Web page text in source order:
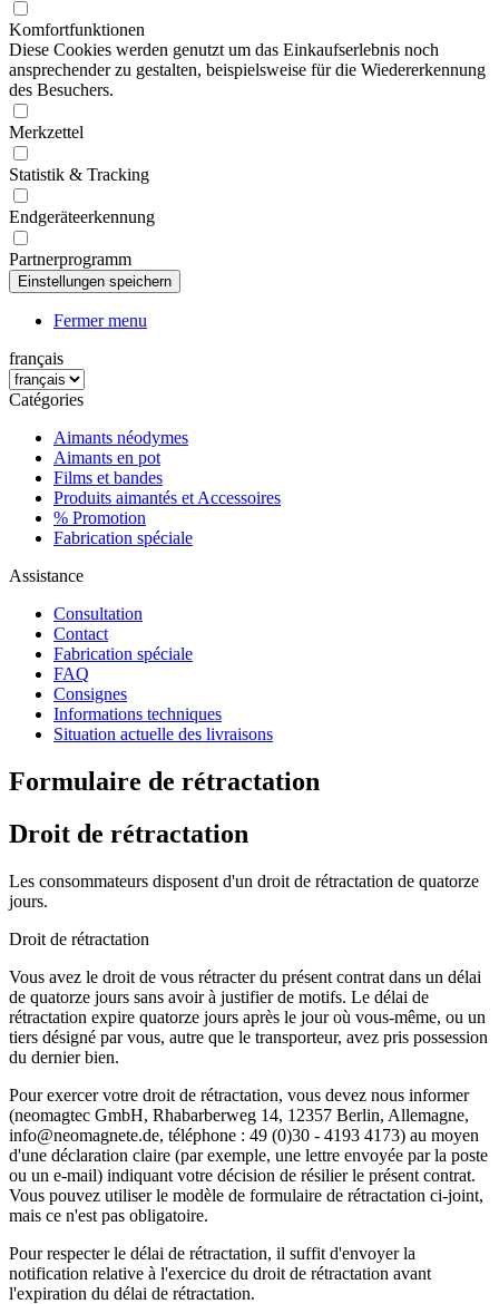
Komfortfunktionen
Diese Cookies werden genutzt um das Einkaufserlebnis noch
ansprechender zu gestalten, beispielsweise für die Wiedererkennung
des Besuchers.
Merkzettel
Statistik & Tracking
Endgeräteerkennung
Partnerprogramm
Fermer menu
français
Catégories
Aimants néodymes
Aimants en pot
Films et bandes
Produits aimantés et Accessoires
% Promotion
Fabrication spéciale
Assistance
Consultation
Contact
Fabrication spéciale
FAQ
Consignes
Informations techniques
Situation actuelle des livraisons
Formulaire de rétractation
Droit de rétractation
Les consommateurs disposent d'un droit de rétractation de quatorze
jours.
Droit de rétractation
Vous avez le droit de vous rétracter du présent contrat dans un délai
de quatorze jours sans avoir à justifier de motifs. Le délai de
rétractation expire quatorze jours après le jour où vous-même, ou un
tiers désigné par vous, autre que le transporteur, avez pris possession
du dernier bien.
Pour exercer votre droit de rétractation, vous devez nous informer
(neomagtec GmbH, Rhabarberweg 14, 12357 Berlin, Allemagne,
info@neomagnete.de, téléphone : 49 (0)30 - 4193 4173) au moyen
d'une déclaration claire (par exemple, une lettre envoyée par la poste
ou un e-mail) indiquant votre décision de résilier le présent contrat.
Vous pouvez utiliser le modèle de formulaire de rétractation ci-joint,
mais ce n'est pas obligatoire.
Pour respecter le délai de rétractation, il suffit d'envoyer la
notification relative à l'exercice du droit de rétractation avant
l'expiration du délai de rétractation.